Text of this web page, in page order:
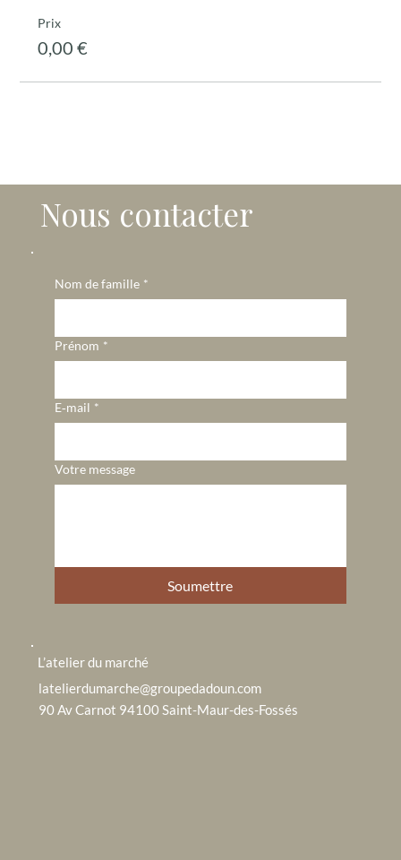
Prix
0,00 €
Nous contacter
L’atelier du marché
latelierdumarche@groupedadoun.com
90 Av Carnot 94100 Saint-Maur-des-Fossés
Nom de famille *
Prénom *
E‑mail *
Votre message
Soumettre